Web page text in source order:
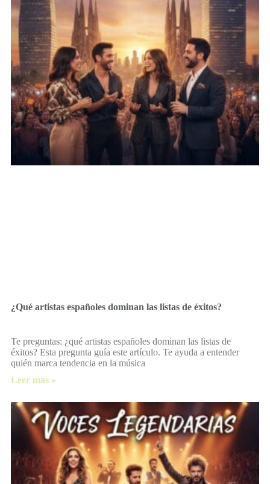
¿Qué artistas españoles dominan las listas de éxitos?
Te preguntas: ¿qué artistas españoles dominan las listas de
éxitos? Esta pregunta guía este artículo. Te ayuda a entender
quién marca tendencia en la música
Leer más »